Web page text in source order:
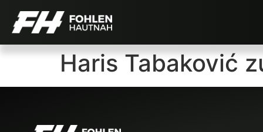
Haris Tabaković